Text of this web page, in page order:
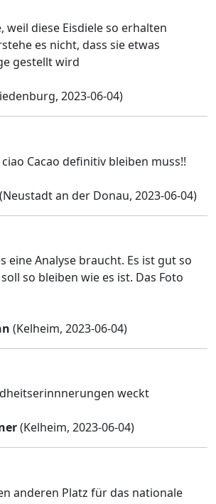
weil diese Eisdiele so erhalten
es nicht, dass sie etwas
gestellt wird
2023-06-04)
ciao Cacao definitiv bleiben muss!!
(Neustadt an der Donau, 2023-06-04)
eine Analyse braucht. Es ist gut so
so bleiben wie es ist. Das Foto
(Kelheim, 2023-06-04)
weckt
(Kelheim, 2023-06-04)
anderen Platz für das nationale